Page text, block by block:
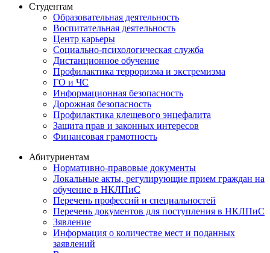
Студентам
Образовательная деятельность
Воспитательная деятельность
Центр карьеры
Социально-психологическая служба
Дистанционное обучение
Профилактика терроризма и экстремизма
ГО и ЧС
Информационная безопасность
Дорожная безопасность
Профилактика клещевого энцефалита
Защита прав и законных интересов
Финансовая грамотность
Абитуриентам
Нормативно-правовые документы
Локальные акты, регулирующие прием граждан на
обучение в НКЛПиС
Перечень профессий и специальностей
Перечень документов для поступления в НКЛПиС
Зявление
Информация о количестве мест и поданных
заявлений